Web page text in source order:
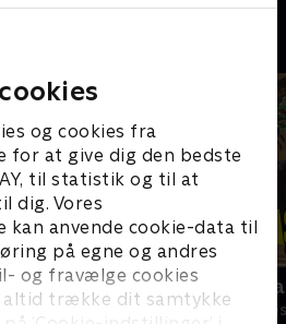
og cookies fra
for at give dig den bedste
til statistik og til at
dig. Vores
kan anvende cookie-data til
på egne og andres
og fravælge cookies
altid trække dit samtykke
Langt fra
Komedie • 5